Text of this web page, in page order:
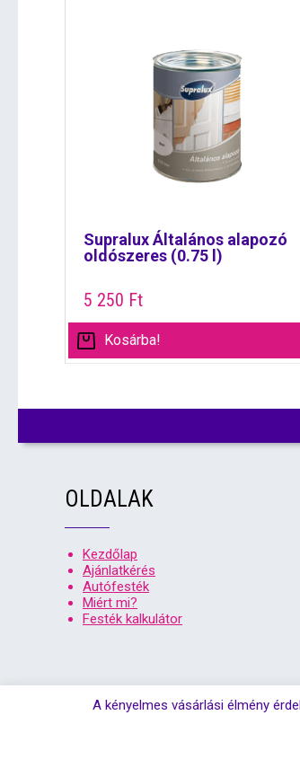
Supralux Általános alapozó
oldószeres (0.75 l)
5 250 Ft
Kosárba!
OLDALAK
Kezdőlap
Ajánlatkérés
Autófesték
Miért mi?
Festék kalkulátor
A kényelmes vásárlási élmény